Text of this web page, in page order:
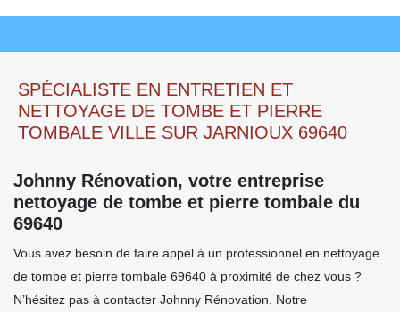
SPÉCIALISTE EN ENTRETIEN ET
NETTOYAGE DE TOMBE ET PIERRE
TOMBALE VILLE SUR JARNIOUX 69640
Johnny Rénovation, votre entreprise
nettoyage de tombe et pierre tombale du
69640
Vous avez besoin de faire appel à un professionnel en nettoyage
de tombe et pierre tombale 69640 à proximité de chez vous ?
N’hésitez pas à contacter Johnny Rénovation. Notre